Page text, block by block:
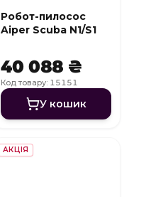
Робот-пилосос
Aiper Scuba N1/S1
40 088 ₴
Код товару: 15151
У кошик
АКЦІЯ